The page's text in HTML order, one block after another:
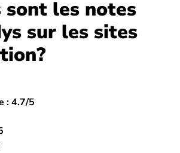
sont les notes
sur les sites
: 4.7/5